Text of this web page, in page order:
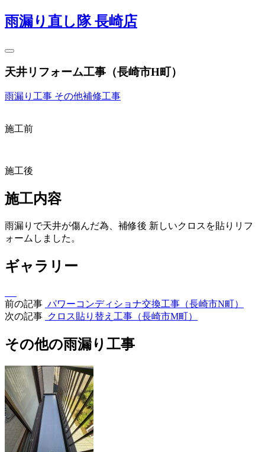
雨漏り直し隊 長崎店
天井リフォーム工事（長崎市H町）
雨漏り工事 その他補修工事
施工前
施工後
施工内容
雨漏りで天井が傷んだ為、補修後 新しいクロスを貼りリフ
ォームしました。
ギャラリー
前の記事 パワーコンディショナ交換工事（長崎市N町）
次の記事 クロス貼り替え工事（長崎市M町）
その他の雨漏り工事